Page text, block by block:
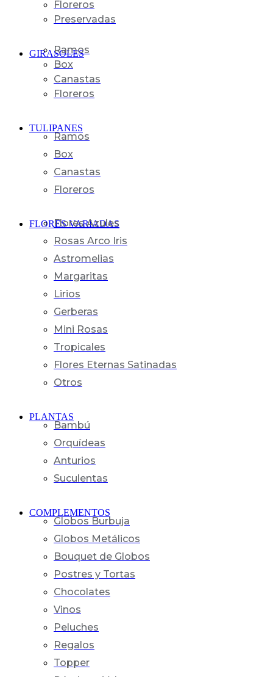
Floreros
Preservadas
GIRASOLES
Ramos
Box
Canastas
Floreros
TULIPANES
Ramos
Box
Canastas
Floreros
FLORES VARIADAS
Flores Azules
Rosas Arco Iris
Astromelias
Margaritas
Lirios
Gerberas
Mini Rosas
Tropicales
Flores Eternas Satinadas
Otros
PLANTAS
Bambú
Orquídeas
Anturios
Suculentas
COMPLEMENTOS
Globos Burbuja
Globos Metálicos
Bouquet de Globos
Postres y Tortas
Chocolates
Vinos
Peluches
Regalos
Topper